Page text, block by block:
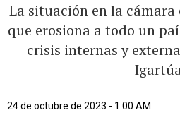
La situación en la
que erosiona a todo un
crisis internas y
24 de octubre de 2023 - 1:00 AM